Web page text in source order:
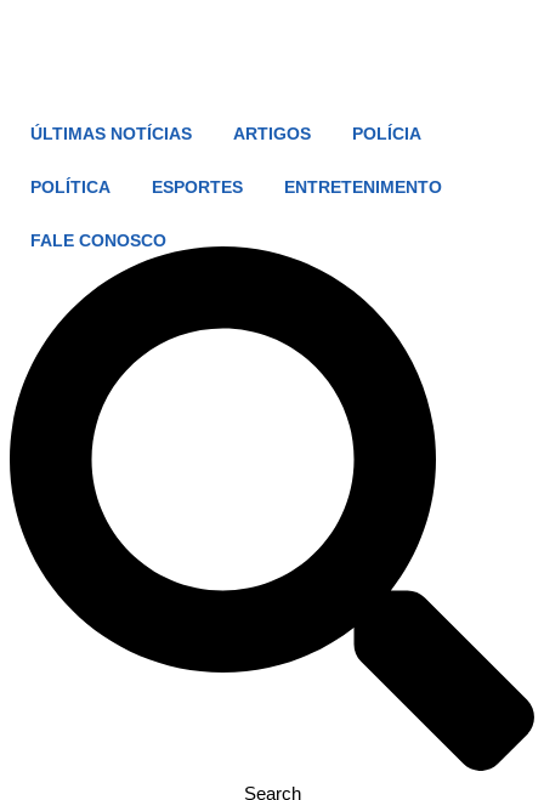
ÚLTIMAS NOTÍCIAS ARTIGOS POLÍCIA
POLÍTICA ESPORTES ENTRETENIMENTO
FALE CONOSCO
Search